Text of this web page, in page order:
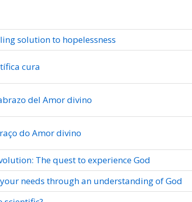
solution to hopelessness
cura
del Amor divino
do Amor divino
The quest to experience God
needs through an understanding of God